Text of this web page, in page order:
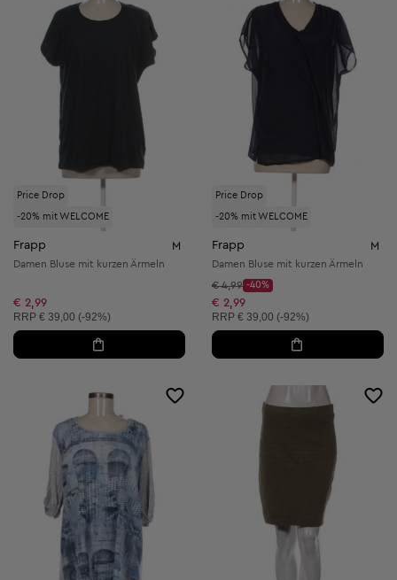
Price Drop
-20% mit WELCOME
Frapp M
Damen Bluse mit kurzen Ärmeln
€ 2,99
Unverbindliche Preisempfehlung:
RRP € 39,00 (-92%)
Price Drop
-20% mit WELCOME
Frapp M
Damen Bluse mit kurzen Ärmeln
Startpreis:
€ 4,99
Discount Price:
-40%
Reduzierter Preis:
€ 2,99
Unverbindliche Preisempfehlung:
RRP € 39,00 (-92%)